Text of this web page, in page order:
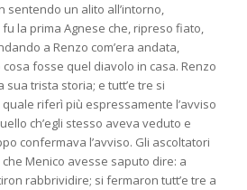
sentendo un alito all’intorno,
la prima Agnese che, ripreso fiato,
a Renzo com’era andata,
fosse quel diavolo in casa. Renzo
trista storia; e tutt’e tre si
riferì più espressamente l’avviso
ch’egli stesso aveva veduto e
confermava l’avviso. Gli ascoltatori
Menico avesse saputo dire: a
rabbrividire; si fermaron tutt’e tre a